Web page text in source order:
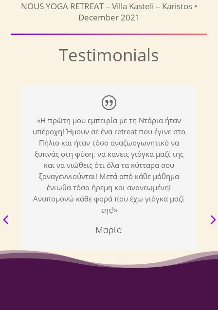
NOUS YOGA RETREAT – Villa Kasteli – Karistos •
December 2021
Testimonials
|
«Η πρώτη μου εμπειρία με τη Ντάρια ήταν
υπέροχη! Ήμουν σε ένα retreat που έγινε στο
Πήλιο και ήταν τόσο αναζωογωνητικό να
ξυπνάς στη φύση, να κανεις γιόγκα μαζί της
και να νιώθεις ότι όλα τα κύτταρα σου
ξαναγεννιούνται! Μετά από κάθε μάθημα
ένιωθα τόσο ήρεμη και ανανεωμένη!
Ανυπομονώ κάθε φορά που έχω γιόγκα μαζί
της!»
Μαρία